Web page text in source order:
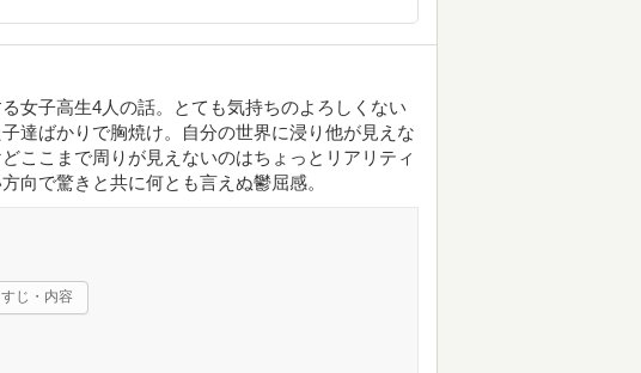
女子高生4人の話。とても気持ちのよろしくない
達ばかりで胸焼け。自分の世界に浸り他が見えな
ここまで周りが見えないのはちょっとリアリティ
向で驚きと共に何とも言えぬ鬱屈感。
じ・内容